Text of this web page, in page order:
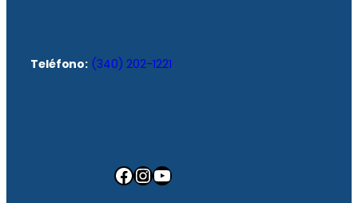
Teléfono: (340) 202-1221
Facebook InstagramYouTube